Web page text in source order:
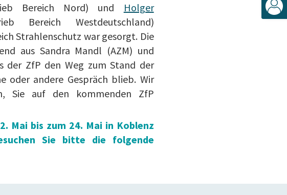
Bereich Nord) und Holger
Bereich Westdeutschland)
Strahlenschutz war gesorgt. Die
aus Sandra Mandl (AZM) und
der ZfP den Weg zum Stand der
oder andere Gespräch blieb. Wir
Sie auf den kommenden ZfP
Mai bis zum 24. Mai in Koblenz
Sie bitte die folgende